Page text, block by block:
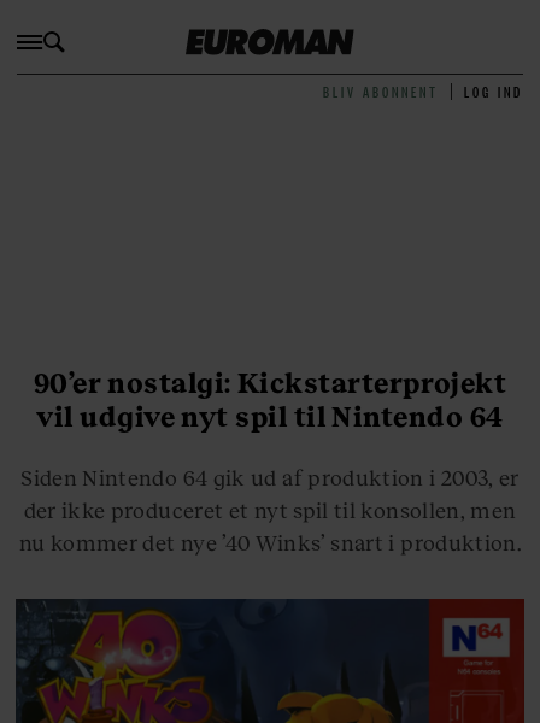
BLIV ABONNENT LOG IND
90’er nostalgi: Kickstarterprojekt
vil udgive nyt spil til Nintendo 64
Siden Nintendo 64 gik ud af produktion i 2003, er
der ikke produceret et nyt spil til konsollen, men
nu kommer det nye ’40 Winks’ snart i produktion.